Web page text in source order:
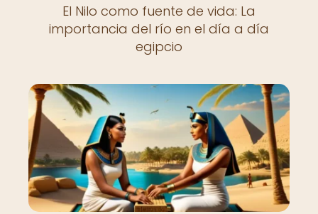
El Nilo como fuente de vida: La
importancia del río en el día a día
egipcio